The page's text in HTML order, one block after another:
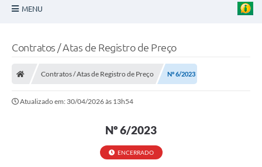
MENU
Transparência
Contratos / Atas de Registro de Preço
Contratos / Atas de Registro de Preço Nº 6/2023
Atualizado em: 30/04/2026 às 13h54
Nº 6/2023
ENCERRADO